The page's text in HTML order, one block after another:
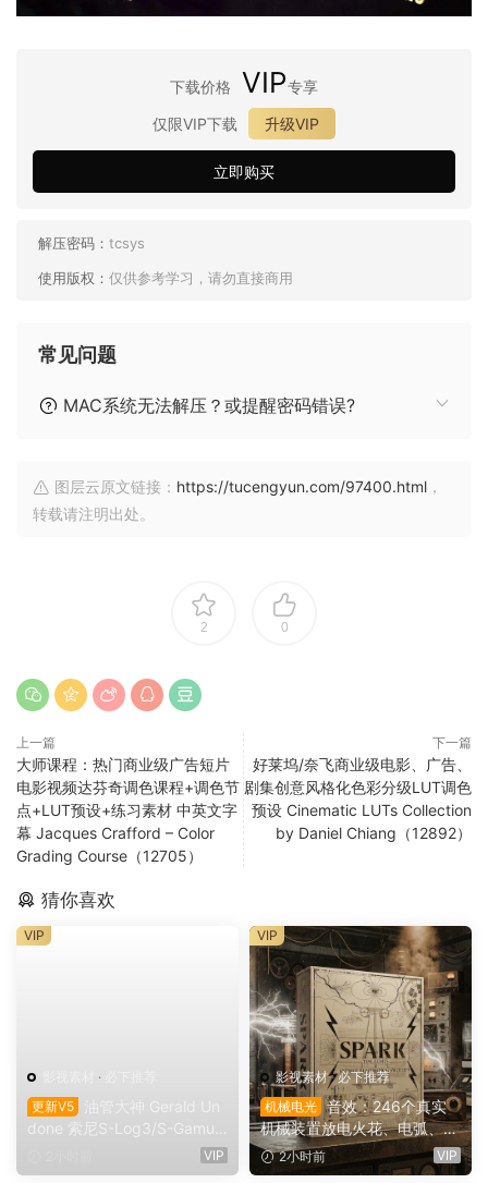
下载价格 VIP专享
仅限VIP下载
升级VIP
立即购买
解压密码： tcsys
使用版权： 仅供参考学习，请勿直接商用
常见问题
MAC系统无法解压？或提醒密码错误?
图层云原文链接： https://tucengyun.com/97400.html ，
转载请注明出处。
2 0
上一篇
大师课程：热门商业级广告短片
电影视频达芬奇调色课程+调色节
点+LUT预设+练习素材 中英文字
幕 Jacques Crafford – Color
Grading Course（12705）
下一篇
好莱坞/奈飞商业级电影、广告、
剧集创意风格化色彩分级LUT调色
预设 Cinematic LUTs Collection
by Daniel Chiang（12892）
猜你喜欢
·
更新V5
done 索尼S-Log3/S-Gamut
3.Cine素材色彩还原、监看L
UT调色预设 Gerald Undone
VIP
VIP
影视素材·必下推荐
机械电光 音效：246个真实
机械装置放电火花、电弧、嗡
鸣、嗡鸣、机械激活冲击电影
游戏广告音效素材 SoundMor
2小时前 VIP
VIP